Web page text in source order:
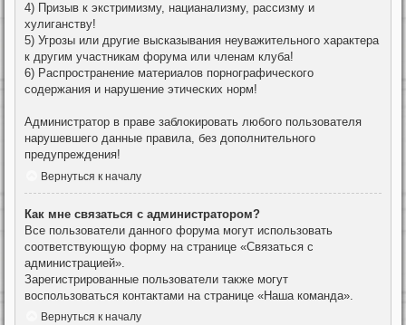
4) Призыв к экстримизму, нацианализму, рассизму и
хулиганству!
5) Угрозы или другие высказывания неуважительного характера
к другим участникам форума или членам клуба!
6) Распространение материалов порнографического
содержания и нарушение этических норм!
Администратор в праве заблокировать любого пользователя
нарушевшего данные правила, без дополнительного
предупреждения!
Вернуться к началу
Как мне связаться с администратором?
Все пользователи данного форума могут использовать
соответствующую форму на странице «Связаться с
администрацией».
Зарегистрированные пользователи также могут
воспользоваться контактами на странице «Наша команда».
Вернуться к началу